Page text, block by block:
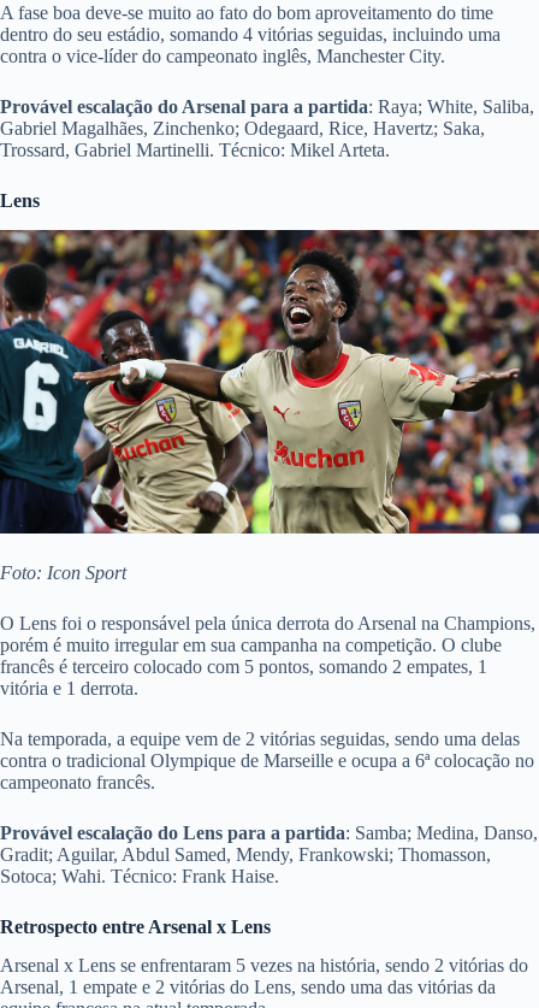
A fase boa deve-se muito ao fato do bom aproveitamento do time
dentro do seu estádio, somando 4 vitórias seguidas, incluindo uma
contra o vice-líder do campeonato inglês, Manchester City.
Provável escalação do Arsenal para a partida: Raya; White, Saliba,
Gabriel Magalhães, Zinchenko; Odegaard, Rice, Havertz; Saka,
Trossard, Gabriel Martinelli. Técnico: Mikel Arteta.
Lens
Foto: Icon Sport
O Lens foi o responsável pela única derrota do Arsenal na Champions,
porém é muito irregular em sua campanha na competição. O clube
francês é terceiro colocado com 5 pontos, somando 2 empates, 1
vitória e 1 derrota.
Na temporada, a equipe vem de 2 vitórias seguidas, sendo uma delas
contra o tradicional Olympique de Marseille e ocupa a 6ª colocação no
campeonato francês.
Provável escalação do Lens para a partida: Samba; Medina, Danso,
Gradit; Aguilar, Abdul Samed, Mendy, Frankowski; Thomasson,
Sotoca; Wahi. Técnico: Frank Haise.
Retrospecto entre Arsenal x Lens
Arsenal x Lens se enfrentaram 5 vezes na história, sendo 2 vitórias do
Arsenal, 1 empate e 2 vitórias do Lens, sendo uma das vitórias da